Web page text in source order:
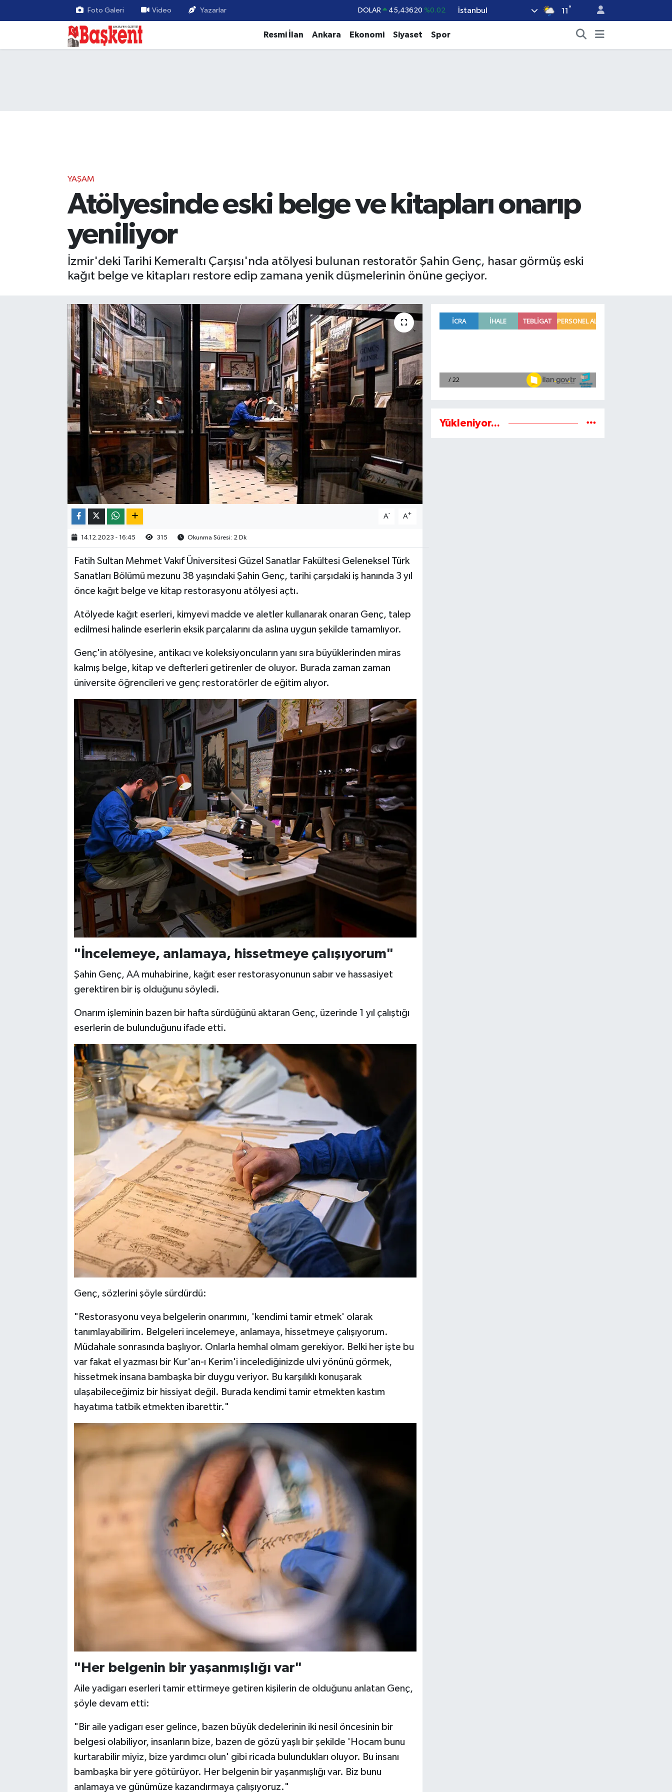
Foto Galeri Video Yazarlar EURO 53,38690 %0.19
STERLİN 61,60380 %0.18
G.ALTIN 6862,09000 %0.19
İstanbul 11 °
Resmi İlan Ankara Ekonomi Siyaset Spor
YAŞAM
Atölyesinde eski belge ve kitapları onarıp
yeniliyor
İzmir'deki Tarihi Kemeraltı Çarşısı'nda atölyesi bulunan restoratör Şahin Genç, hasar görmüş eski
kağıt belge ve kitapları restore edip zamana yenik düşmelerinin önüne geçiyor.
A- A+
14.12.2023 - 16:45 315 Okunma Süresi: 2 Dk
Fatih Sultan Mehmet Vakıf Üniversitesi Güzel Sanatlar Fakültesi Geleneksel Türk
Sanatları Bölümü mezunu 38 yaşındaki Şahin Genç, tarihi çarşıdaki iş hanında 3 yıl
önce kağıt belge ve kitap restorasyonu atölyesi açtı.
Atölyede kağıt eserleri, kimyevi madde ve aletler kullanarak onaran Genç, talep
edilmesi halinde eserlerin eksik parçalarını da aslına uygun şekilde tamamlıyor.
Genç'in atölyesine, antikacı ve koleksiyoncuların yanı sıra büyüklerinden miras
kalmış belge, kitap ve defterleri getirenler de oluyor. Burada zaman zaman
üniversite öğrencileri ve genç restoratörler de eğitim alıyor.
"İncelemeye, anlamaya, hissetmeye çalışıyorum"
Şahin Genç, AA muhabirine, kağıt eser restorasyonunun sabır ve hassasiyet
gerektiren bir iş olduğunu söyledi.
Onarım işleminin bazen bir hafta sürdüğünü aktaran Genç, üzerinde 1 yıl çalıştığı
eserlerin de bulunduğunu ifade etti.
Genç, sözlerini şöyle sürdürdü:
"Restorasyonu veya belgelerin onarımını, 'kendimi tamir etmek' olarak
tanımlayabilirim. Belgeleri incelemeye, anlamaya, hissetmeye çalışıyorum.
Müdahale sonrasında başlıyor. Onlarla hemhal olmam gerekiyor. Belki her işte bu
var fakat el yazması bir Kur'an-ı Kerim'i incelediğinizde ulvi yönünü görmek,
hissetmek insana bambaşka bir duygu veriyor. Bu karşılıklı konuşarak
ulaşabileceğimiz bir hissiyat değil. Burada kendimi tamir etmekten kastım
hayatıma tatbik etmekten ibarettir."
"Her belgenin bir yaşanmışlığı var"
Aile yadigarı eserleri tamir ettirmeye getiren kişilerin de olduğunu anlatan Genç,
şöyle devam etti:
"Bir aile yadigarı eser gelince, bazen büyük dedelerinin iki nesil öncesinin bir
belgesi olabiliyor, insanların bize, bazen de gözü yaşlı bir şekilde 'Hocam bunu
kurtarabilir miyiz, bize yardımcı olun' gibi ricada bulundukları oluyor. Bu insanı
bambaşka bir yere götürüyor. Her belgenin bir yaşanmışlığı var. Biz bunu
anlamaya ve günümüze kazandırmaya çalışıyoruz."
Yükleniyor...